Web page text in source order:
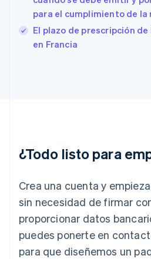
para el cumplimiento de
El plazo de prescripción
en Francia
¿Todo listo para
Crea una cuenta y
sin necesidad de firmar
proporcionar datos
puedes ponerte en
para que diseñemos un
Finlandia
English Svenska
Francia
Français English
Gibraltar
English
Italiano English
日本語English
Letonia
English
Liechtenstein
Deutsch English